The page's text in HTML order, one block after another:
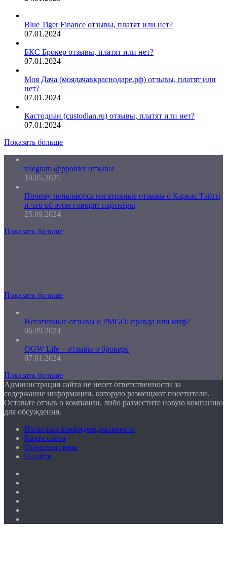
Blue Tiger Finance отзывы, платят или нет?
07.01.2024
БКС Брокер отзывы, платят или нет?
07.01.2024
Моя Дача (моядачавкраснодаре.рф) отзывы, платят или
нет?
07.01.2024
Кастодиан (custodian.ru) отзывы, платят или нет?
07.01.2024
Показать больше
telegram @pporder отзывы
10.05.2025
Почему появляются негативные отзывы о Каркас Тайги
и что об этом говорят партнёры
25.09.2024
Показать больше
Показать больше
Негативные отзывы о PMGO: правда или миф?
06.09.2024
OGW Life – отзывы о брокере
07.01.2024
Показать больше
Администрация сайта не несет ответственности за
содержание информации, которую размещают посетители.
Оставьте отзыв о компании, либо разместите новую компанию
для обсуждения.
Политика конфиденциальности
Карта сайта
Обратная связь
О сайте